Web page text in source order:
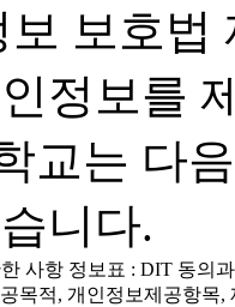
보호법
정보를
교는 다
니다.
사항 정보표 : DIT 동의
목적, 개인정보제공항목